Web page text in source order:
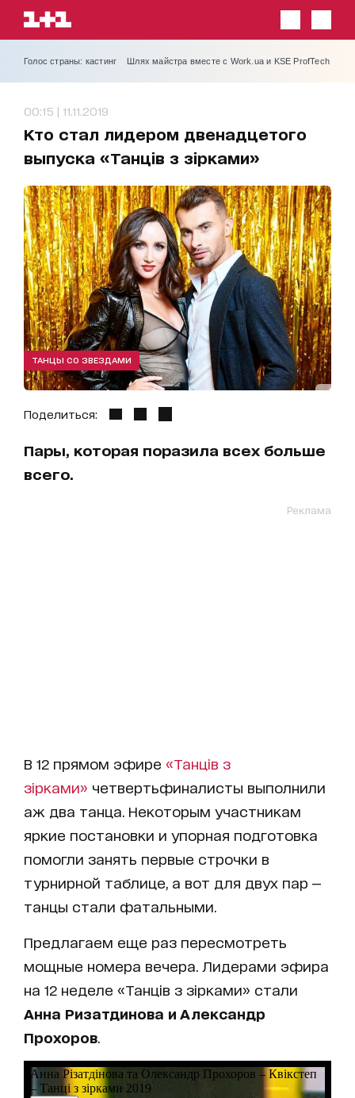
Голос страны: кастинг Шлях майстра вместе с Work.ua и KSE ProfTech
00:15 | 11.11.2019
Кто стал лидером двенадцетого
выпуска «Танців з зірками»
ТАНЦЫ СО ЗВЕЗДАМИ
Поделиться:
Пары, которая поразила всех больше
всего.
Реклама
В 12 прямом эфире «Танців з
зірками» четвертьфиналисты выполнили
аж два танца. Некоторым участникам
яркие постановки и упорная подготовка
помогли занять первые строчки в
турнирной таблице, а вот для двух пар —
танцы стали фатальными.
Предлагаем еще раз пересмотреть
мощные номера вечера. Лидерами эфира
на 12 неделе «Танців з зірками» стали
Анна Ризатдинова и Александр
Прохоров